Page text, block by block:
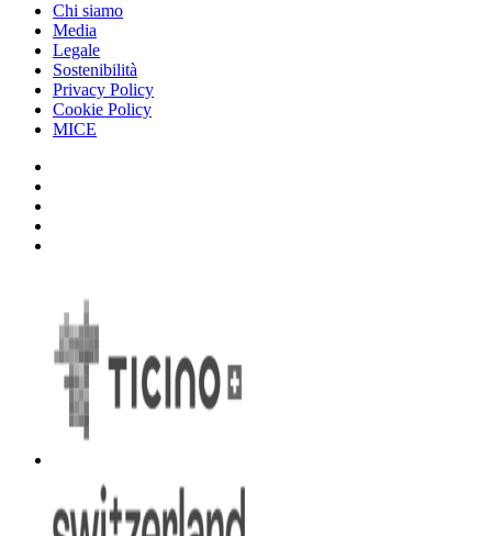
Chi siamo
Media
Legale
Sostenibilità
Privacy Policy
Cookie Policy
MICE